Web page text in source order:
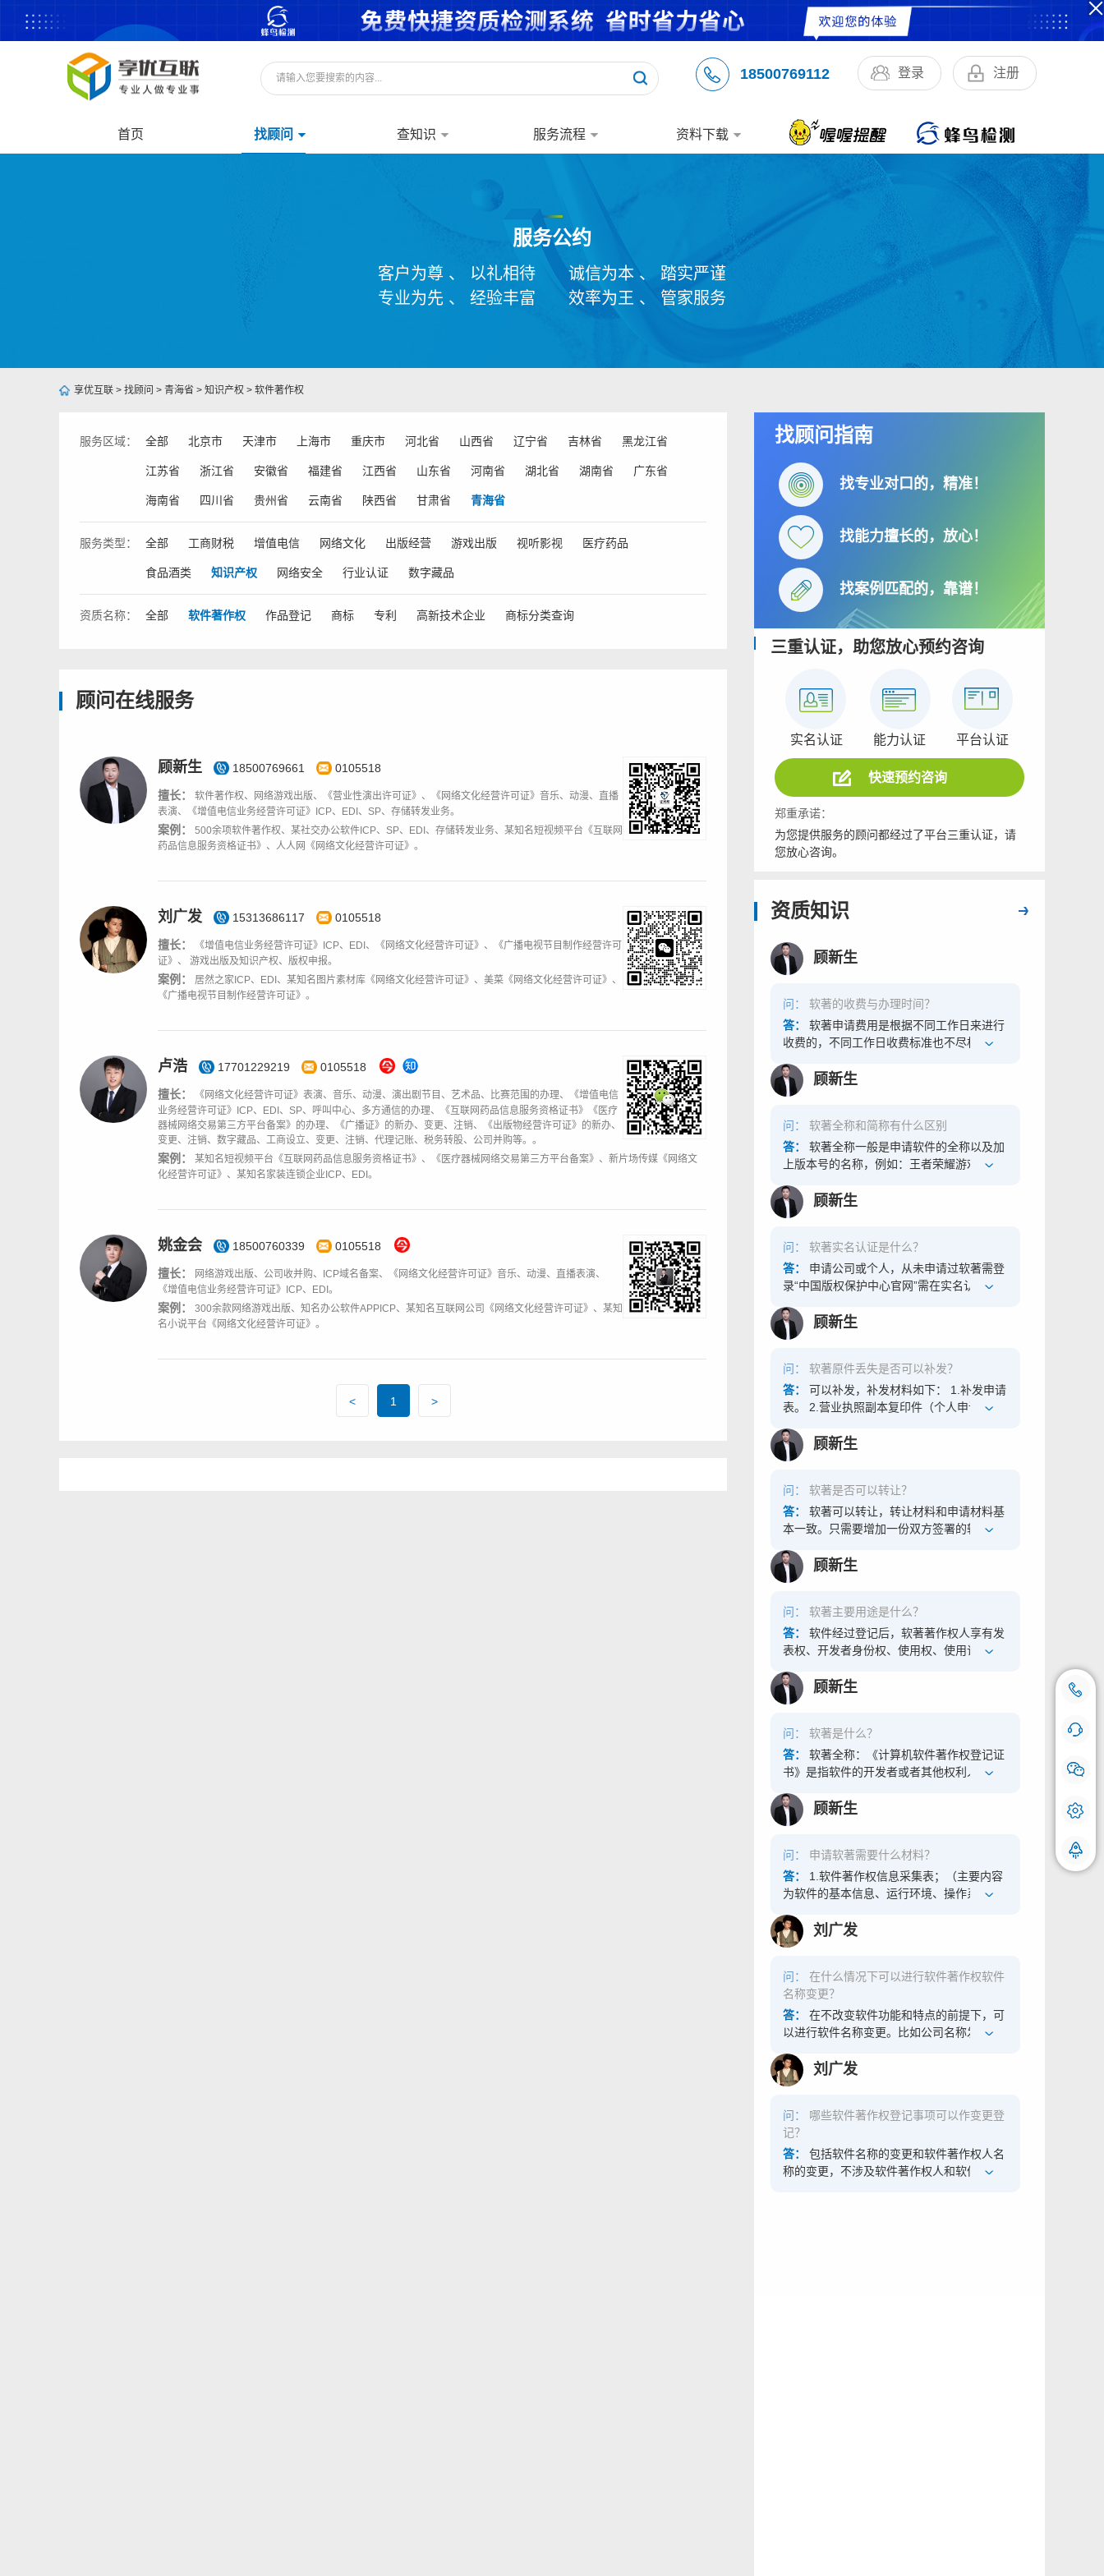
咨询热线：
微信沟通 随时随地
18500769112 登录 注册
首页 找顾问 查知识 服务流程 资料下载
服务公约
客户为尊 、 以礼相待
诚信为本 、 踏实严谨
专业为先 、 经验丰富
效率为王 、 管家服务
享优互联 > 找顾问 > 青海省 > 知识产权 > 软件著作权
服务区域： 全部 北京市 天津市 上海市 重庆市 河北省 山西省 辽宁省 吉林省 黑龙江省
江苏省 浙江省 安徽省 福建省 江西省 山东省 河南省 湖北省 湖南省 广东省
海南省 四川省 贵州省 云南省 陕西省 甘肃省 青海省
服务类型： 全部 工商财税 增值电信 网络文化 出版经营 游戏出版 视听影视 医疗药品
食品酒类 知识产权 网络安全 行业认证 数字藏品
资质名称： 全部 软件著作权 作品登记 商标 专利 高新技术企业 商标分类查询
顾问在线服务
顾新生 18500769661 0105518
擅长：
软件著作权、网络游戏出版、《营业性演出许可证》、《网络文化经营许可证》音乐、动漫、直播
表演、《增值电信业务经营许可证》ICP、EDI、SP、存储转发业务。
案例：
500余项软件著作权、某社交办公软件ICP、SP、EDI、存储转发业务、某知名短视频平台《互联网
药品信息服务资格证书》、人人网《网络文化经营许可证》。
刘广发 15313686117 0105518
擅长：
《增值电信业务经营许可证》ICP、EDI、《网络文化经营许可证》、《广播电视节目制作经营许可
证》、 游戏出版及知识产权、版权申报。
案例：
居然之家ICP、EDI、某知名图片素材库《网络文化经营许可证》、美菜《网络文化经营许可证》、
《广播电视节目制作经营许可证》。
卢浩 17701229219 0105518
擅长：
《网络文化经营许可证》表演、音乐、动漫、演出剧节目、艺术品、比赛范围的办理、《增值电信
业务经营许可证》ICP、EDI、SP、呼叫中心、多方通信的办理、《互联网药品信息服务资格证书》《医疗
器械网络交易第三方平台备案》的办理、《广播证》的新办、变更、注销、《出版物经营许可证》的新办、
变更、注销、数字藏品、工商设立、变更、注销、代理记账、税务转股、公司并购等。。
案例：
某知名短视频平台《互联网药品信息服务资格证书》、《医疗器械网络交易第三方平台备案》、新片场传媒《网络文
化经营许可证》、某知名家装连锁企业ICP、EDI。
姚金会 18500760339 0105518
擅长：
网络游戏出版、公司收并购、ICP域名备案、《网络文化经营许可证》音乐、动漫、直播表演、
《增值电信业务经营许可证》ICP、EDI。
案例：
300余款网络游戏出版、知名办公软件APPICP、某知名互联网公司《网络文化经营许可证》、某知
名小说平台《网络文化经营许可证》。
< 1 >
找顾问指南
找专业对口的，精准！
找能力擅长的，放心！
找案例匹配的，靠谱！
三重认证，助您放心预约咨询
实名认证 能力认证 平台认证
快速预约咨询
郑重承诺：
为您提供服务的顾问都经过了平台三重认证，请
您放心咨询。
资质知识
顾新生
问：
软著的收费与办理时间？
答：
软著申请费用是根据不同工作日来进行
收费的，不同工作日收费标准也不尽相同，
顾新生
问：
软著全称和简称有什么区别
答：
软著全称一般是申请软件的全称以及加
上版本号的名称，例如：王者荣耀游戏软
想要体现的名称或直接为安装包的名称。例
如：王者荣耀、小米商城。 全称和简称名称
简称：“小米商城应用平台”。但是游戏作品
要申请软著必须要有全称和简称的区分，并
且只能用简称申请国家新闻出版署批准的游
顾新生
问：
软著实名认证是什么？
答：
申请公司或个人，从未申请过软著需登
录“中国版权保护中心官网”需在实名认证后
息备案，其中著作权人和实名认证信息的主
体应当一致。需要材料： 1.管理员身份证
描件）； 3.授权书（加盖公章彩色扫描
件）； 4.管理人员的相关信息，手机号码、
邮箱、地址、邮编。
顾新生
问：
软著原件丢失是否可以补发？
答：
可以补发，补发材料如下： 1.补发申请
表。 2.营业执照副本复印件（个人申请，需
失、损坏详细说明原因）。 4.申请人身份证
复印件。
顾新生
问：
软著是否可以转让？
答：
软著可以转让，转让材料和申请材料基
本一致。只需要增加一份双方签署的转让协
会变更为“受让取得”。
顾新生
问：
软著主要用途是什么？
答：
软件经过登记后，软著著作权人享有发
表权、开发者身份权、使用权、使用许可权
顾新生
问：
软著是什么？
答：
软著全称：《计算机软件著作权登记证
书》是指软件的开发者或者其他权利人依据
有的各项专有权利，就权利的性质而言，它
属于一种民事权利，具备民事权利的共同特
保护公司或者个人著作权的一项资质认证，
并且具有相应的法律效应。
顾新生
问：
申请软著需要什么材料？
答：
1.软件著作权信息采集表；（主要内容
为软件的基本信息、运行环境、操作系统、
（图片加文字具体说明软件功能和用途，内
容不能少于10页） 3.软件代码；（代码提交
一页应是程序的结束页。不足60页的，应当
全部提交，可以多准备几页以防调整后页数
不够）。 4.营业执照副本复印件。（如个人
申请软著，提供身份证复印件即可）
刘广发
问：
在什么情况下可以进行软件著作权软件
名称变更？
答：
在不改变软件功能和特点的前提下，可
以进行软件名称变更。比如公司名称发生变
的等。刘广发
问：
哪些软件著作权登记事项可以作变更登
记？
答：
包括软件名称的变更和软件著作权人名
称的变更，不涉及软件著作权人和软件本身